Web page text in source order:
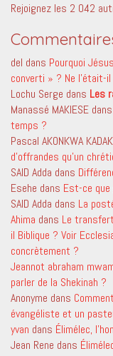
Rejoignez les 2 042
del dans Pourquoi
converti » ? Ne l’était-
Lochu Serge dans Les
Manassé MAKIESE dans
temps ?
Pascal AKONKWA
d’offrandes qu’un
SAID Adda dans
Esehe dans Est-ce
SAID Adda dans La
Ahima dans Le
il Biblique ? Voir
concrètement ?
Jeannot abraham
parler de la Shekinah ?
Anonyme dans
évangéliste et un
yvan dans Élimélec,
Jean Rene dans